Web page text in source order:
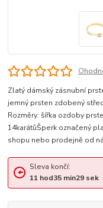
Zlatý dámský zásnubní
jemný prsten zdobený
Rozměry: šířka ozdoby
14karátůŠperk označený
shopu nebo prodejně od
Sleva končí:
11 hod35min28sek